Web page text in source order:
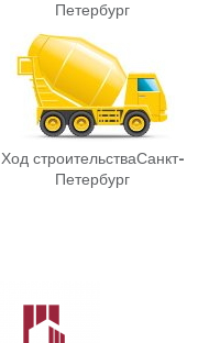
Петербург
Ход строительстваСанкт-
Петербург